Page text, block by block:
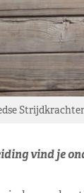
vind je